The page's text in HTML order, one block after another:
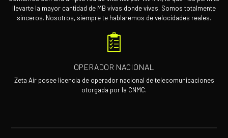
llevarte la mayor cantidad de MB vivas donde vivas. Somos totalmente
sinceros. Nosotros, siempre te hablaremos de velocidades reales.
OPERADOR NACIONAL
Zeta Air posee licencia de operador nacional de telecomunicaciones
otorgada por la CNMC.